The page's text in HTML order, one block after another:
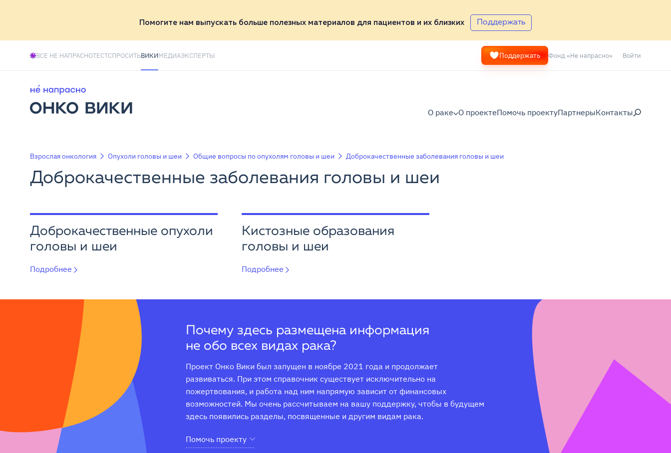
Помогите нам выпускать больше полезных материалов для пациентов и их близких Поддержать
ВСЕ НЕ НАПРАСНОТЕСТСПРОСИТЬВИКИМЕДИАЭКСПЕРТЫ Поддержать Фонд «Не напрасно» Войти
О раке О проектеПомочь проектуПартнерыКонтакты
Взрослая онкология Опухоли головы и шеи Общие вопросы по опухолям головы и шеи Доброкачественные заболевания головы и шеи
Доброкачественные заболевания головы и шеи
Доброкачественные опухоли
головы и шеи
Подробнее
Кистозные образования
головы и шеи
Подробнее
Почему здесь размещена информация
не обо всех видах рака?
Проект Онко Вики был запущен в ноябре 2021 года и продолжает
развиваться. При этом справочник существует исключительно на
пожертвования, и работа над ним напрямую зависит от финансовых
возможностей. Мы очень рассчитываем на вашу поддержку, чтобы в будущем
здесь появились разделы, посвященные и другим видам рака.
Помочь проекту